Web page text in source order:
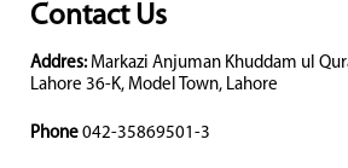
Contact Us
Addres: Markazi Anjuman Khuddam ul
Lahore 36-K, Model Town, Lahore
Phone 042-35869501-3